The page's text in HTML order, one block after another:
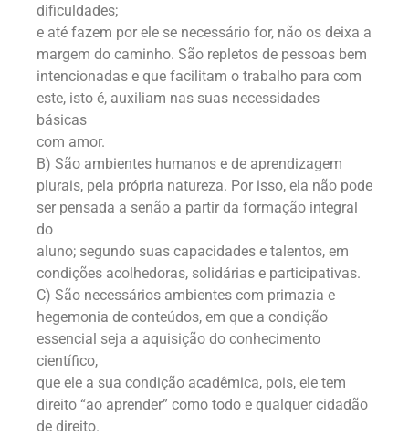
dificuldades;
e até fazem por ele se necessário for, não os deixa a
margem do caminho. São repletos de pessoas bem
intencionadas e que facilitam o trabalho para com
este, isto é, auxiliam nas suas necessidades
básicas
com amor.
B) São ambientes humanos e de aprendizagem
plurais, pela própria natureza. Por isso, ela não pode
ser pensada a senão a partir da formação integral
do
aluno; segundo suas capacidades e talentos, em
condições acolhedoras, solidárias e participativas.
C) São necessários ambientes com primazia e
hegemonia de conteúdos, em que a condição
essencial seja a aquisição do conhecimento
científico,
que ele a sua condição acadêmica, pois, ele tem
direito “ao aprender” como todo e qualquer cidadão
de direito.